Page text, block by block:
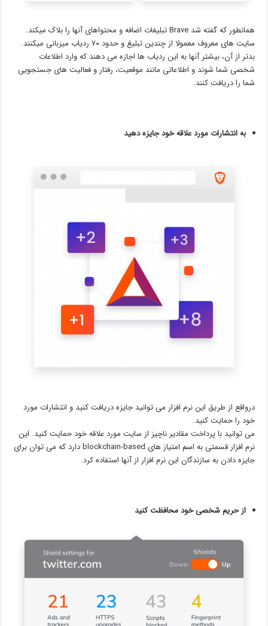
همانطور که گفته شد Brave تبلیغات اضافه و محتواهای آنها را بلاک میکند.
سایت های معروف معمولا از چندین تبلیغ و حدود ۷۰ ردیاب میزبانی میکنند.
بدتر از آن، بیشتر آنها به این ردیاب ها اجازه می دهند که وارد اطلاعات
شخصی شما شوند و اطلاعاتی مانند موقعیت، رفتار و فعالیت های جستجویی
شما را دریافت کنند.
به انتشارات مورد علاقه خود جایزه دهید
درواقع از طریق این نرم افزار می توانید جایزه دریافت کنید و انتشارات مورد
خود را حمایت کنید.
می توانید با پرداخت مقادیر ناچیز از سایت مورد علاقه خود حمایت کنید. این
نرم افزار قسمتی به اسم امتیاز های blockchain-based دارد که می توان برای
جایزه دادن به سازندگان این نرم افزار از آنها استفاده کرد.
از حریم شخصی خود محافظت کنید